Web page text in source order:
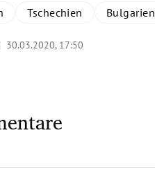
Tschechien Bulgarien
30.03.2020, 17:50